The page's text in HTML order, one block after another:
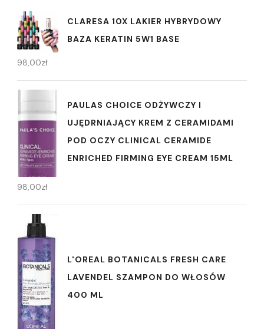
CLARESA 10X LAKIER HYBRYDOWY
BAZA KERATIN 5W1 BASE
98,00zł
PAULAS CHOICE ODŻYWCZY I
UJĘDRNIAJĄCY KREM Z CERAMIDAMI
POD OCZY CLINICAL CERAMIDE
ENRICHED FIRMING EYE CREAM 15ML
98,00zł
L'OREAL BOTANICALS FRESH CARE
LAVENDEL SZAMPON DO WŁOSÓW
400 ML